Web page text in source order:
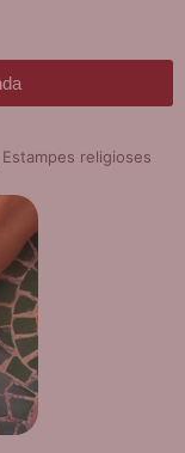
Estampes religioses